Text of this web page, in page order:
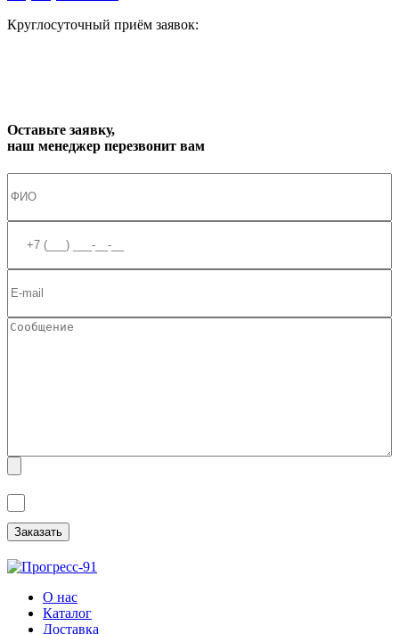
Круглосуточный приём заявок:
Оставьте заявку,
наш менеджер перезвонит вам
О нас
Каталог
Доставка